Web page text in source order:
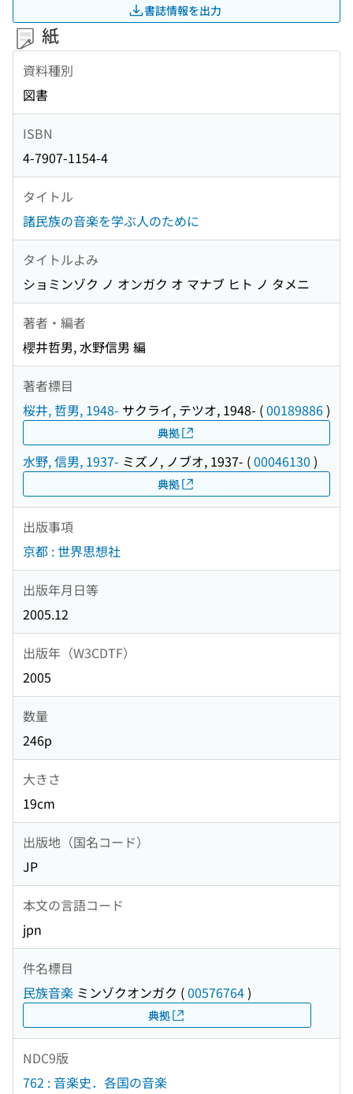
書誌情報を出力
紙
資料種別
図書
ISBN
4-7907-1154-4
タイトル
諸民族の音楽を学ぶ人のために
タイトルよみ
ショミンゾク ノ オンガク オ マナブ ヒト ノ タメニ
著者・編者
櫻井哲男, 水野信男 編
著者標目
桜井, 哲男, 1948- サクライ, テツオ, 1948- (00189886)
典拠
水野, 信男, 1937- ミズノ, ノブオ, 1937- (00046130 )
典拠
出版事項
京都 : 世界思想社
出版年月日等
2005.12
出版年（W3CDTF）
2005
数量
246p
大きさ
19cm
出版地（国名コード）
JP
本文の言語コード
jpn
件名標目
民族音楽 ミンゾクオンガク (00576764)
典拠
NDC9版
762 : 音楽史．各国の音楽